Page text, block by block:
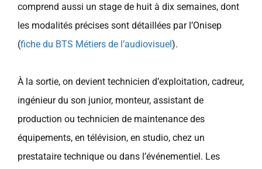
comprend aussi un stage de huit à dix semaines, dont
les modalités précises sont détaillées par l’Onisep
(fiche du BTS Métiers de l’audiovisuel).
À la sortie, on devient technicien d’exploitation, cadreur,
ingénieur du son junior, monteur, assistant de
production ou technicien de maintenance des
équipements, en télévision, en studio, chez un
prestataire technique ou dans l’événementiel. Les